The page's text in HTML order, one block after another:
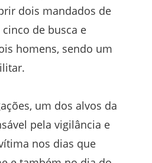
dois mandados de
de busca e
homens, sendo um
um dos alvos da
pela vigilância e
nos dias que